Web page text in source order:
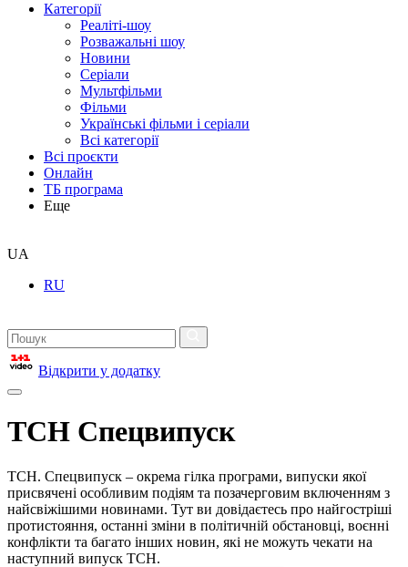
Категорії
Реаліті-шоу
Розважальні шоу
Новини
Серіали
Мультфільми
Фільми
Українські фільми і серіали
Всі категорії
Всі проєкти
Онлайн
ТБ програма
Еще
UA
RU
Відкрити у додатку
ТСН Спецвипуск
ТСН. Спецвипуск – окрема гілка програми, випуски якої
присвячені особливим подіям та позачерговим включенням з
найсвіжішими новинами. Тут ви довідаєтесь про найгостріші
протистояння, останні зміни в політичній обстановці, воєнні
конфлікти та багато інших новин, які не можуть чекати на
наступний випуск ТСН.